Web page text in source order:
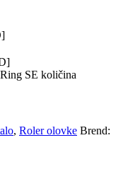
SE količina
, Roler olovke Brend: